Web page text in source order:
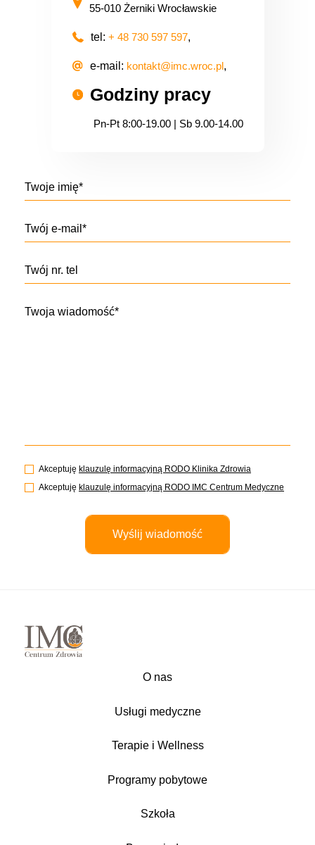
Twoje imię*
Twój e-mail*
Twój nr. tel
Twoja wiadomość*
Akceptuję klauzulę informacyjną RODO Klinika Zdrowia
Akceptuję klauzulę informacyjną RODO IMC Centrum Medyczne
55-010 Żerniki Wrocławskie
tel: + 48 730 597 597,
e-mail: kontakt@imc.wroc.pl,
Godziny pracy
Pn-Pt 8:00-19.00 | Sb 9.00-14.00
O nas
Usługi medyczne
Terapie i Wellness
Programy pobytowe
Szkoła